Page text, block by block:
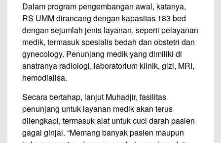
Dalam program pengembangan awal, katanya,
RS UMM dirancang dengan kapasitas 183 bed
dengan sejumlah jenis layanan, seperti pelayanan
medik, termasuk spesialis bedah dan obstetri dan
gynecology. Penunjang medik yang dimiliki di
anatranya radiologi, laboratorium klinik, gizi, MRI,
hemodialisa.
Secara bertahap, lanjut Muhadjir, fasilitas
penunjang untuk layanan medik akan terus
dilengkapi, termasuk alat untuk cuci darah pasien
gagal ginjal. “Memang banyak pasien maupun